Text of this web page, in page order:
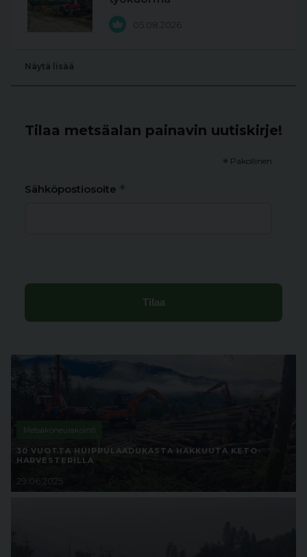
05.08.2026
Näytä lisää
Tilaa metsäalan painavin uutiskirje!
* Pakollinen
Sähköpostiosoite *
Metsäkoneurakointi
30 VUOTTA HUIPPULAADUKASTA HAKKUUTA KETO-
HARVESTERILLA
29.06.2025